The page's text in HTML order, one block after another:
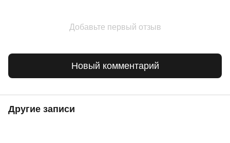
Добавьте первый отзыв
Новый комментарий
Другие записи